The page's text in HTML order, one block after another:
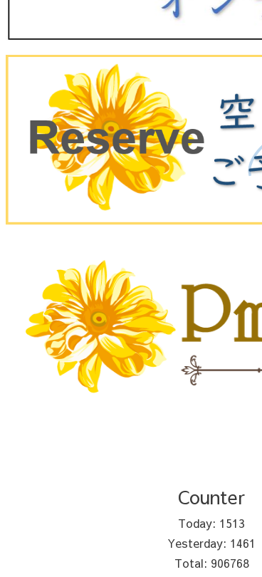
Counter
Today: 1513
Yesterday: 1461
Total: 906768